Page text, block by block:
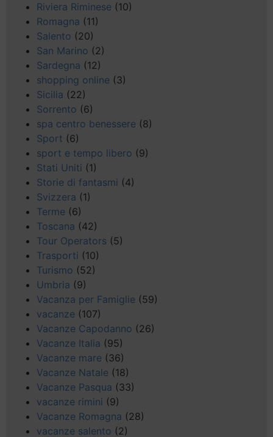
Riviera Riminese (10)
Romagna (11)
Salento (20)
San Marino (2)
Sardegna (12)
shopping online (3)
Sicilia (22)
Sorrento (6)
spa centro benessere (8)
Sport (6)
sport e tempo libero (9)
Stati Uniti (1)
Storie di fantasmi (4)
Svizzera (1)
Terme (6)
Toscana (42)
Tour Operators (5)
Trasporti (10)
Turismo (52)
Umbria (9)
Vacanza per Famiglie (59)
vacanze (107)
Vacanze Capodanno (26)
Vacanze Italia (95)
Vacanze mare (36)
Vacanze Natale (18)
Vacanze Pasqua (33)
vacanze rimini (9)
Vacanze Romagna (28)
vacanze salento (2)